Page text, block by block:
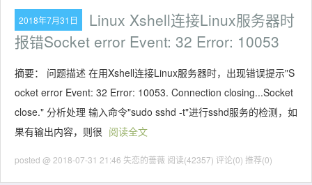
2018年7月31日
Linux Xshell连接Linux服务器时
报错Socket error Event: 32 Error: 10053
摘要： 问题描述 在用Xshell连接Linux服务器时，出现错误提示"S
ocket error Event: 32 Error: 10053. Connection closing...Socket
close." 分析处理 输入命令"sudo sshd -t"进行sshd服务的检测，如
果有输出内容，则很 阅读全文
posted @ 2018-07-31 21:46 失恋的蔷薇 阅读(42357) 评论(0) 推荐(0)